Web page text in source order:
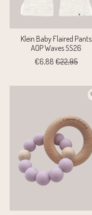
Klein Baby Flaired Pants
AOP Waves SS26
€6,88 €22,95